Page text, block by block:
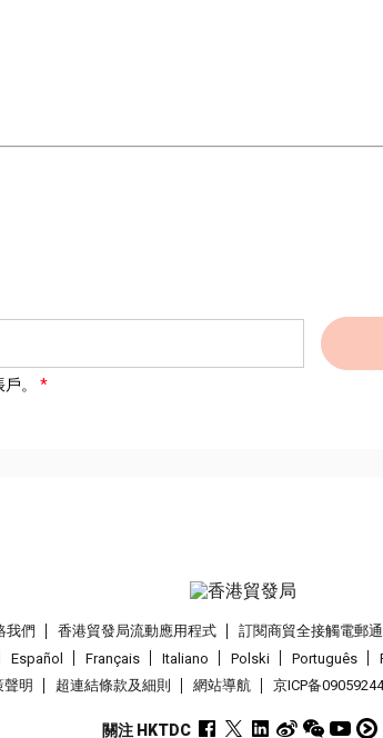
。
我們 香港貿發局流動應用程式 訂閱商貿全接觸電郵
Español Français Italiano Polski Português
聲明 超連結條款及細則 網站導航 京ICP备
關注 HKTDC